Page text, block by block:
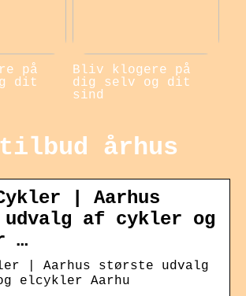
på
dit
Bliv klogere på
dig selv og dit
sind
århus
| Aarhus
af cykler og
…
| Aarhus største udvalg
elcykler Aarhu